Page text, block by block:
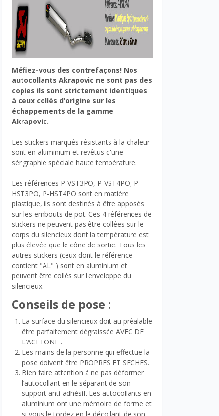
Méfiez-vous des contrefaçons! Nos
autocollants Akrapovic ne sont pas des
copies ils sont strictement identiques
à ceux collés d'origine sur les
échappements de la gamme
Akrapovic.
Les stickers marqués résistants à la chaleur
sont en aluminium et revêtus d'une
sérigraphie spéciale haute température.
Les références P-VST3PO, P-VST4PO, P-
HST3PO, P-HST4PO sont en matière
plastique, ils sont destinés à être apposés
sur les embouts de pot. Ces 4 références de
stickers ne peuvent pas être collées sur le
corps du silencieux dont la température est
plus élevée que le cône de sortie. Tous les
autres stickers (ceux dont le référence
contient "AL" ) sont en aluminium et
peuvent être collés sur l'enveloppe du
silencieux.
Conseils de pose :
La surface du silencieux doit au préalable
être parfaitement dégraissée AVEC DE
L’ACETONE .
Les mains de la personne qui effectue la
pose doivent être PROPRES ET SECHES.
Bien faire attention à ne pas déformer
l’autocollant en le séparant de son
support anti-adhésif. Les autocollants en
aluminium ont une mémoire de forme et
si vous le tordez en le décollant de son